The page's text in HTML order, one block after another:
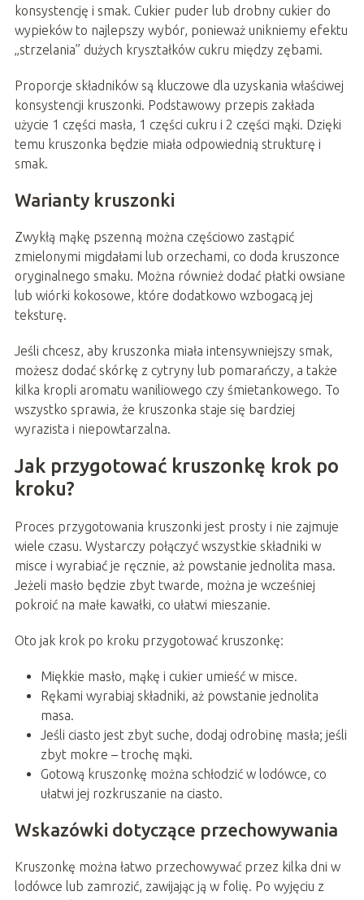
konsystencję i smak. Cukier puder lub drobny cukier do
wypieków to najlepszy wybór, ponieważ unikniemy efektu
„strzelania” dużych kryształków cukru między zębami.
Proporcje składników są kluczowe dla uzyskania właściwej
konsystencji kruszonki. Podstawowy przepis zakłada
użycie 1 części masła, 1 części cukru i 2 części mąki. Dzięki
temu kruszonka będzie miała odpowiednią strukturę i
smak.
Warianty kruszonki
Zwykłą mąkę pszenną można częściowo zastąpić
zmielonymi migdałami lub orzechami, co doda kruszonce
oryginalnego smaku. Można również dodać płatki owsiane
lub wiórki kokosowe, które dodatkowo wzbogacą jej
teksturę.
Jeśli chcesz, aby kruszonka miała intensywniejszy smak,
możesz dodać skórkę z cytryny lub pomarańczy, a także
kilka kropli aromatu waniliowego czy śmietankowego. To
wszystko sprawia, że kruszonka staje się bardziej
wyrazista i niepowtarzalna.
Jak przygotować kruszonkę krok po
kroku?
Proces przygotowania kruszonki jest prosty i nie zajmuje
wiele czasu. Wystarczy połączyć wszystkie składniki w
misce i wyrabiać je ręcznie, aż powstanie jednolita masa.
Jeżeli masło będzie zbyt twarde, można je wcześniej
pokroić na małe kawałki, co ułatwi mieszanie.
Oto jak krok po kroku przygotować kruszonkę:
Miękkie masło, mąkę i cukier umieść w misce.
Rękami wyrabiaj składniki, aż powstanie jednolita
masa.
Jeśli ciasto jest zbyt suche, dodaj odrobinę masła; jeśli
zbyt mokre – trochę mąki.
Gotową kruszonkę można schłodzić w lodówce, co
ułatwi jej rozkruszanie na ciasto.
Wskazówki dotyczące przechowywania
Kruszonkę można łatwo przechowywać przez kilka dni w
lodówce lub zamrozić, zawijając ją w folię. Po wyjęciu z